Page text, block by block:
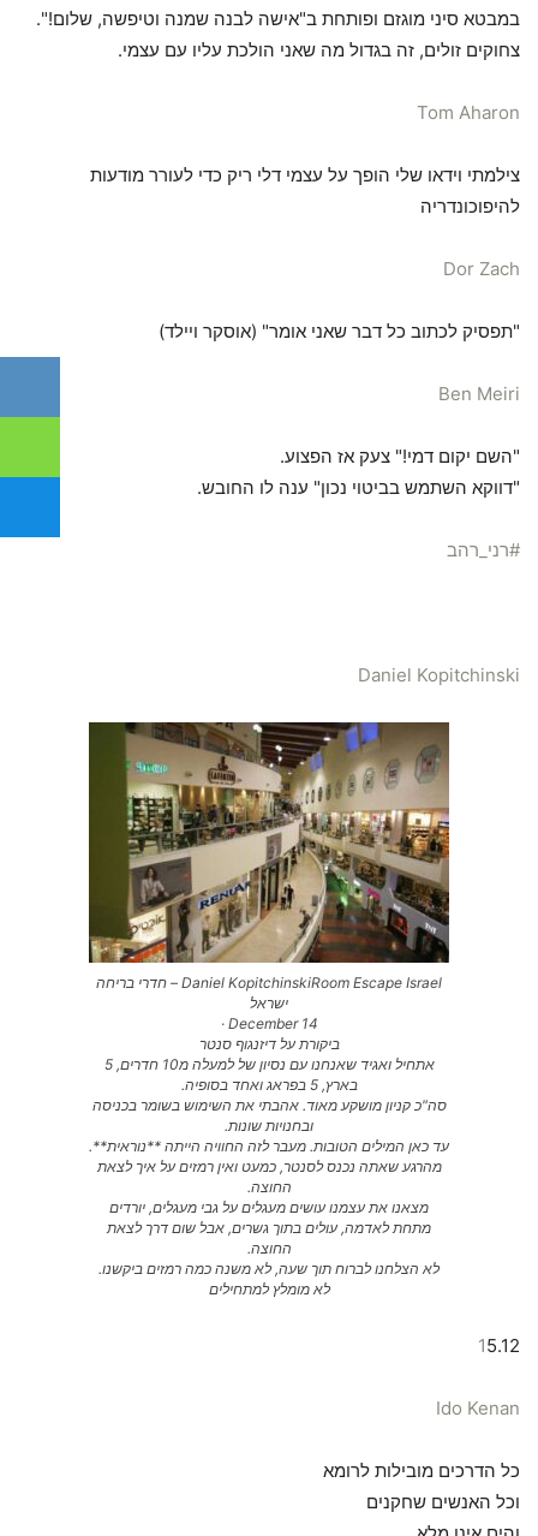
במבטא סיני מוגזם ופותחת ב"אישה לבנה שמנה וטיפשה, שלום!".
צחוקים זולים, זה בגדול מה שאני הולכת עליו עם עצמי.
Tom Aharon
צילמתי וידאו שלי הופך על עצמי דלי ריק כדי לעורר מודעות
להיפוכונדריה
Dor Zach
"תפסיק לכתוב כל דבר שאני אומר" (אוסקר ויילד)
Ben Meiri
"השם יקום דמי!" צעק אז הפצוע.
"דווקא השתמש בביטוי נכון" ענה לו החובש.
‫#‏רני_רהב‬
Daniel Kopitchinski
Daniel Kopitchinski‎Room Escape Israel – חדרי בריחה
ישראל
December 14 ·
ביקורת על דיזנגוף סנטר
אתחיל ואגיד שאנחנו עם נסיון של למעלה מ10 חדרים, 5
בארץ, 5 בפראג ואחד בסופיה.
סה"כ קניון מושקע מאוד. אהבתי את השימוש בשומר בכניסה
ובחנויות שונות.
עד כאן המילים הטובות. מעבר לזה החוויה הייתה **נוראית**.
מהרגע שאתה נכנס לסנטר, כמעט ואין רמזים על איך לצאת
החוצה.
מצאנו את עצמנו עושים מעגלים על גבי מעגלים, יורדים
מתחת לאדמה, עולים בתוך גשרים, אבל שום דרך לצאת
החוצה.
לא הצלחנו לברוח תוך שעה, לא משנה כמה רמזים ביקשנו.
לא מומלץ למתחילים
15.12
Ido Kenan
כל הדרכים מובילות לרומא
וכל האנשים שחקנים